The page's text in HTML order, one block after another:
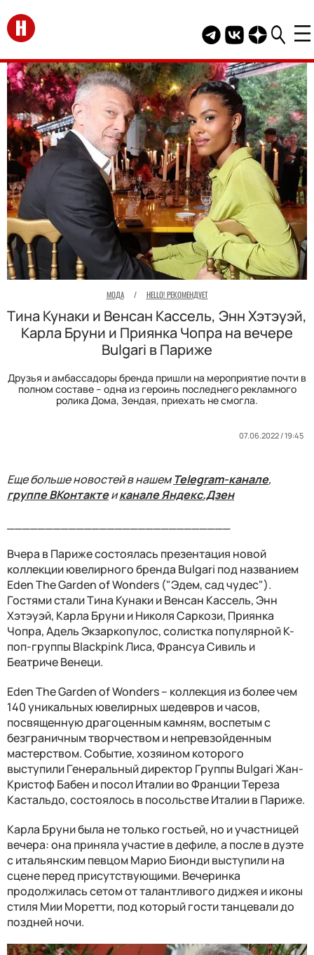
Перейти на главную
Telegram канал
Группа HELLO
Канал
МОДА / HELLO! РЕКОМЕНДУЕТ
Тина Кунаки и Венсан Кассель, Энн Хэтэуэй,
Карла Бруни и Приянка Чопра на вечере
Bulgari в Париже
Друзья и амбассадоры бренда пришли на мероприятие почти в
полном составе – одна из героинь последнего рекламного
ролика Дома, Зендая, приехать не смогла.
07.06.2022 / 19:45
Еще больше новостей в нашемTelegram-канале,
группе ВКонтактеиканале Яндекс.Дзен
Вчера в Париже состоялась презентация новой
коллекции ювелирного бренда Bulgari под названием
Eden The Garden of Wonders ("Эдем, сад чудес").
Гостями стали Тина Кунаки и Венсан Кассель, Энн
Хэтэуэй, Карла Бруни и Николя Саркози, Приянка
Чопра, Адель Экзаркопулос, солистка популярной K-
поп-группы Blackpink Лиса, Франсуа Сивиль и
Беатриче Венеци.
Eden The Garden of Wonders – коллекция из более чем
140 уникальных ювелирных шедевров и часов,
посвященную драгоценным камням, воспетым с
безграничным творчеством и непревзойденным
мастерством. Событие, хозяином которого
выступили Генеральный директор Группы Bulgari Жан-
Кристоф Бабен и посол Италии во Франции Тереза
Кастальдо, состоялось в посольстве Италии в Париже.
Карла Бруни была не только гостьей, но и участницей
вечера: она приняла участие в дефиле, а после в дуэте
с итальянским певцом Марио Бионди выступили на
сцене перед присутствующими. Вечеринка
продолжилась сетом от талантливого диджея и иконы
стиля Мии Моретти, под который гости танцевали до
поздней ночи.